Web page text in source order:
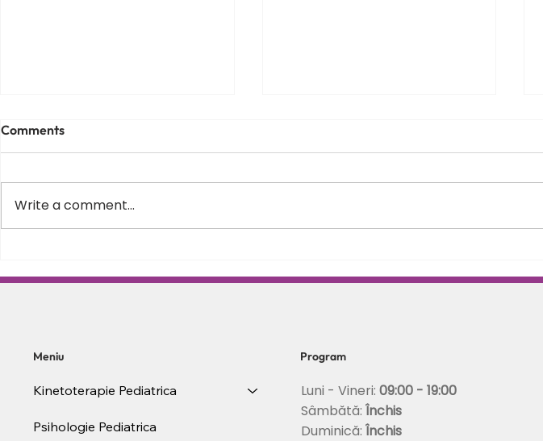
apare, cum il recunosti si
Schroth in corectarea
Comments
Write a comment...
Meniu
Kinetoterapie Pediatrica
Psihologie Pediatrica
Program
Luni - Vineri: 09:00 - 19:00
Sâmbătă: Închis
Duminică: Închis